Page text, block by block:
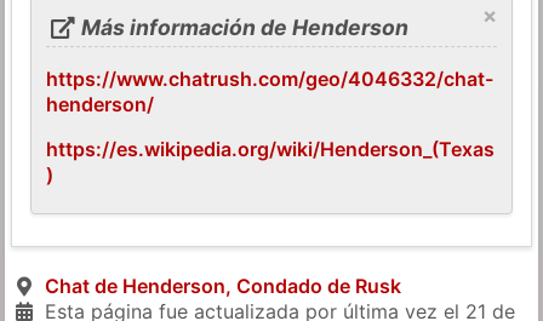
×
Más información de Henderson
https://www.chatrush.com/geo/4046332/chat-
henderson/
https://es.wikipedia.org/wiki/Henderson_(Texas
)
Chat de Henderson, Condado de Rusk
Esta página fue actualizada por última vez el 21 de